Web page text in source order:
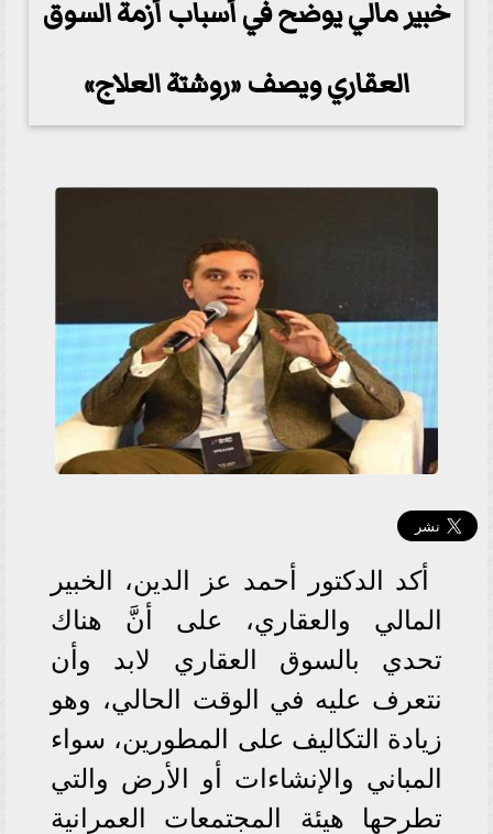
خبير مالي يوضح في أسباب أزمة السوق
العقاري ويصف «روشتة العلاج»
أكد الدكتور أحمد عز الدين، الخبير
المالي والعقاري، على أنَّ هناك
تحدي بالسوق العقاري لابد وأن
نتعرف عليه في الوقت الحالي، وهو
زيادة التكاليف على المطورين، سواء
المباني والإنشاءات أو الأرض والتي
تطرحها هيئة المجتمعات العمرانية